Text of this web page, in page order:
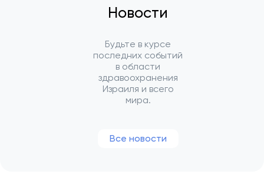
Новости
Будьте в курсе
последних событий
в области
здравоохранения
Израиля и всего
мира.
Все новости